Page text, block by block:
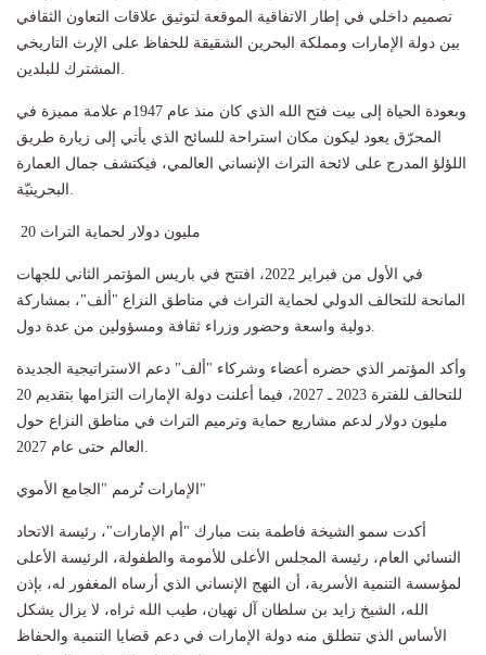
تصميم داخلي في إطار الاتفاقية الموقعة لتوثيق علاقات التعاون الثقافي
بين دولة الإمارات ومملكة البحرين الشقيقة للحفاظ على الإرث التاريخي
وبعودة الحياة إلى بيت فتح الله الذي كان منذ عام 1947م علامة مميزة في
المحرّق يعود ليكون مكان استراحة للسائح الذي يأتي إلى زيارة طريق
اللؤلؤ المدرج على لائحة التراث الإنساني العالمي، فيكتشف جمال العمارة
20 مليون دولار لحماية التراث
في الأول من فبراير 2022، افتتح في باريس المؤتمر الثاني للجهات
المانحة للتحالف الدولي لحماية التراث في مناطق النزاع "ألف"، بمشاركة
وأكد المؤتمر الذي حضره أعضاء وشركاء "ألف" دعم الاستراتيجية الجديدة
للتحالف للفترة 2023 ـ 2027، فيما أعلنت دولة الإمارات التزامها بتقديم 20
مليون دولار لدعم مشاريع حماية وترميم التراث في مناطق النزاع حول
الإمارات تُرمم "الجامع الأموي"
أكدت سمو الشيخة فاطمة بنت مبارك "أم الإمارات"، رئيسة الاتحاد
النسائي العام، رئيسة المجلس الأعلى للأمومة والطفولة، الرئيسة الأعلى
لمؤسسة التنمية الأسرية، أن النهج الإنساني الذي أرساه المغفور له، بإذن
الله، الشيخ زايد بن سلطان آل نهيان، طيب الله ثراه، لا يزال يشكل
الأساس الذي تنطلق منه دولة الإمارات في دعم قضايا التنمية والحفاظ